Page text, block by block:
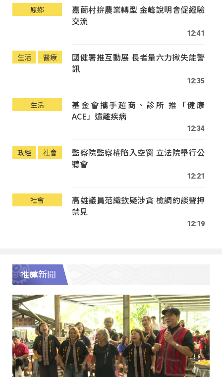
原鄉
嘉蘭村拚農業轉型 金峰說明會促經驗
交流
12:41
生活 醫療
國健署推互動展 長者量六力揪失能警
訊
12:35
生活
基金會攜手超商、診所 推「健康
ACE」遠離疾病
12:34
政經 社會
監察院監察權陷入空窗 立法院舉行公
聽會
12:21
社會
高雄議員范織欽疑涉貪 檢調約談聲押
禁見
12:19
推薦新聞